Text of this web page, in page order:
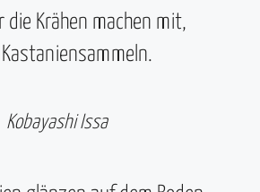
die Krähen machen mit,
Kobayashi Issa